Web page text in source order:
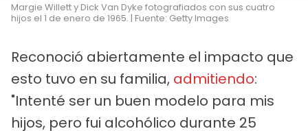
Margie Willett y Dick Van Dyke fotografiados con sus cuatro
hijos el 1 de enero de 1965. | Fuente: Getty Images
Reconoció abiertamente el impacto que
esto tuvo en su familia, admitiendo:
"Intenté ser un buen modelo para mis
hijos, pero fui alcohólico durante 25